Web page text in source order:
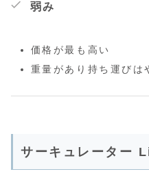
弱み
価格が最も高い
重量があり持ち運びは
サーキュレーター